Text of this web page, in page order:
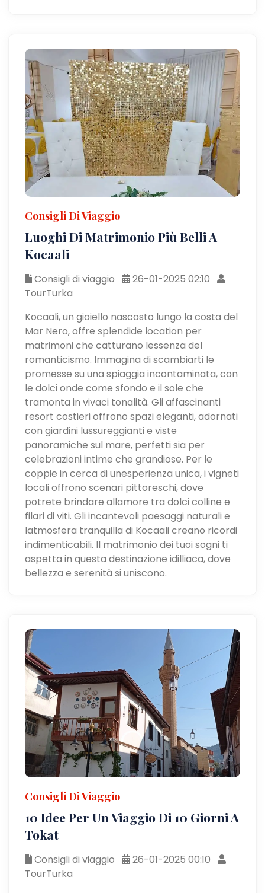
Consigli Di Viaggio
Luoghi Di Matrimonio Più Belli A
Kocaali
Consigli di viaggio
26-01-2025 02:10
TourTurka
Kocaali, un gioiello nascosto lungo la costa del
Mar Nero, offre splendide location per
matrimoni che catturano lessenza del
romanticismo. Immagina di scambiarti le
promesse su una spiaggia incontaminata, con
le dolci onde come sfondo e il sole che
tramonta in vivaci tonalità. Gli affascinanti
resort costieri offrono spazi eleganti, adornati
con giardini lussureggianti e viste
panoramiche sul mare, perfetti sia per
celebrazioni intime che grandiose. Per le
coppie in cerca di unesperienza unica, i vigneti
locali offrono scenari pittoreschi, dove
potrete brindare allamore tra dolci colline e
filari di viti. Gli incantevoli paesaggi naturali e
latmosfera tranquilla di Kocaali creano ricordi
indimenticabili. Il matrimonio dei tuoi sogni ti
aspetta in questa destinazione idilliaca, dove
bellezza e serenità si uniscono.
Consigli Di Viaggio
10 Idee Per Un Viaggio Di 10 Giorni A
Tokat
Consigli di viaggio
26-01-2025 00:10
TourTurka